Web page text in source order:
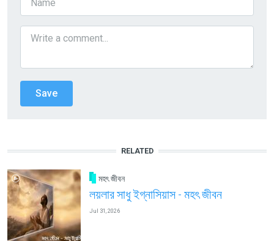
RELATED
মহৎ জীবন
লয়লার সাধু ইগ্নাসিয়াস - মহৎ জীবন
Jul 31, 2026